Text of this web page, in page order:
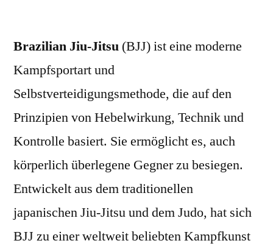
Jitsu
Kunst
Hebel
und
Kontrolle
Brazilian Jiu-Jitsu (BJJ) ist eine moderne
Kampfsportart und
Selbstverteidigungsmethode, die auf den
Prinzipien von Hebelwirkung, Technik und
Kontrolle basiert. Sie ermöglicht es, auch
körperlich überlegene Gegner zu besiegen.
Entwickelt aus dem traditionellen
japanischen Jiu-Jitsu und dem Judo, hat sich
BJJ zu einer weltweit beliebten Kampfkunst